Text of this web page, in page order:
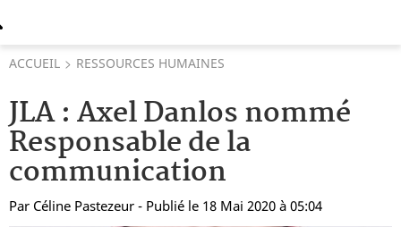
ACCUEIL RESSOURCES HUMAINES
JLA : Axel Danlos nommé
Responsable de la
communication
Par Céline Pastezeur - Publié le 18 Mai 2020 à 05:04